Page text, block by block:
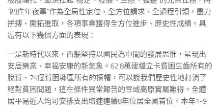
“四件年夜事”作為全局性定位、全方位請求、全過程引領，盡力
拼搏、開拓進取，各項事業獲得全方位進步、歷史性成績。具
體有以下幾個方面的表現：
一是新時代以來，西躲堅持以國民為中間的發展思惟，呈現出
安居樂業、幸福安康的新氣象。62.8萬建檔立卡貧困生齒所有的
脫貧、74個貧困縣區所有的摘帽，可以說我們歷史性地打消了
絕對貧困問題，這在條件異常艱苦的雪域高原實屬難得。全體
居平易近人均可安排支出增速連續8年位居全國首位。本年1-9